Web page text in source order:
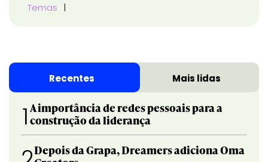
Temas
Recentes Mais lidas
1 A importância de redes pessoais para a
construção da liderança
Depois da Grapa, Dreamers adiciona Oma